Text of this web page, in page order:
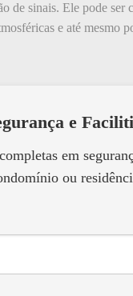
de sinais. Ele pode ser
e até mesmo
e
em
ou